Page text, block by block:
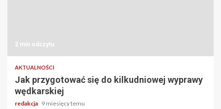
2 min odczytu
AKTUALNOŚCI
Jak przygotować się do kilkudniowej wyprawy
wędkarskiej
redakcja 9 miesięcy temu